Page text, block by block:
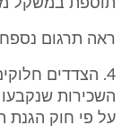
תוספת במשקל
ראה תרגום נספח
4. הצדדים
השכירות
על פי חוק הגנת